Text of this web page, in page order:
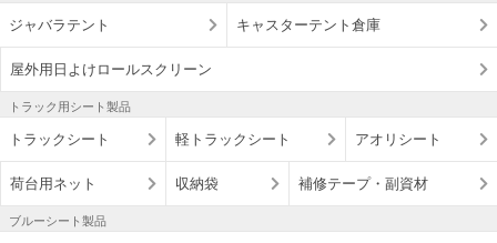
ジャバラテント キャスターテント倉庫
屋外用日よけロールスクリーン
トラック用シート製品
トラックシート 軽トラックシート アオリシート
荷台用ネット 収納袋 補修テープ・副資材
ブルーシート製品